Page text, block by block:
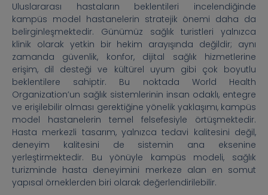
Uluslararası hastaların beklentileri incelendiğinde
kampüs model hastanelerin stratejik önemi daha da
belirginleşmektedir. Günümüz sağlık turistleri yalnızca
klinik olarak yetkin bir hekim arayışında değildir; aynı
zamanda güvenlik, konfor, dijital sağlık hizmetlerine
erişim, dil desteği ve kültürel uyum gibi çok boyutlu
beklentilere sahiptir. Bu noktada World Health
Organization’un sağlık sistemlerinin insan odaklı, entegre
ve erişilebilir olması gerektiğine yönelik yaklaşımı, kampüs
model hastanelerin temel felsefesiyle örtüşmektedir.
Hasta merkezli tasarım, yalnızca tedavi kalitesini değil,
deneyim kalitesini de sistemin ana eksenine
yerleştirmektedir. Bu yönüyle kampüs modeli, sağlık
turizminde hasta deneyimini merkeze alan en somut
yapısal örneklerden biri olarak değerlendirilebilir.